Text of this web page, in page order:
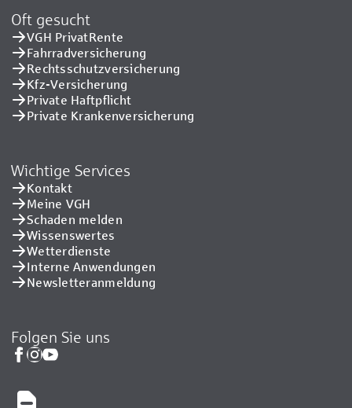
Oft gesucht
VGH PrivatRente
Fahrradversicherung
Rechtsschutzversicherung
Kfz-Versicherung
Private Haftpflicht
Private Kranken­versicherung
Wichtige Services
Kontakt
Meine VGH
Schaden melden
Wissenswertes
Wetterdienste
Interne Anwendungen
Newsletteranmeldung
Folgen Sie uns